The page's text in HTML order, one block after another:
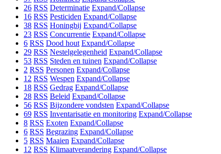
26 RSS Determinatie Expand/Collapse
16 RSS Pesticiden Expand/Collapse
38 RSS Honingbij Expand/Collapse
23 RSS Concurrentie Expand/Collapse
6 RSS Dood hout Expand/Collapse
29 RSS Nestelgelegenheid Expand/Collapse
53 RSS Steden en tuinen Expand/Collapse
2 RSS Personen Expand/Collapse
12 RSS Wespen Expand/Collapse
18 RSS Gedrag Expand/Collapse
28 RSS Beleid Expand/Collapse
56 RSS Bijzondere vondsten Expand/Collapse
69 RSS Inventarisatie en monitoring Expand/Collapse
8 RSS Exoten Expand/Collapse
6 RSS Begrazing Expand/Collapse
5 RSS Maaien Expand/Collapse
12 RSS Klimaatverandering Expand/Collapse